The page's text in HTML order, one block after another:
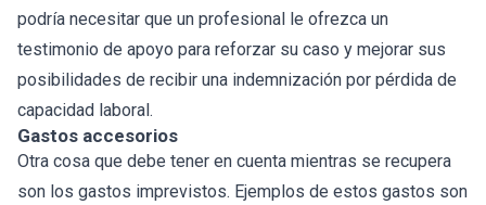
podría necesitar que un profesional le ofrezca un
testimonio de apoyo para reforzar su caso y mejorar sus
posibilidades de recibir una indemnización por pérdida de
capacidad laboral.
Gastos accesorios
Otra cosa que debe tener en cuenta mientras se recupera
son los gastos imprevistos. Ejemplos de estos gastos son